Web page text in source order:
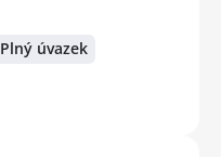
Plný úvazek